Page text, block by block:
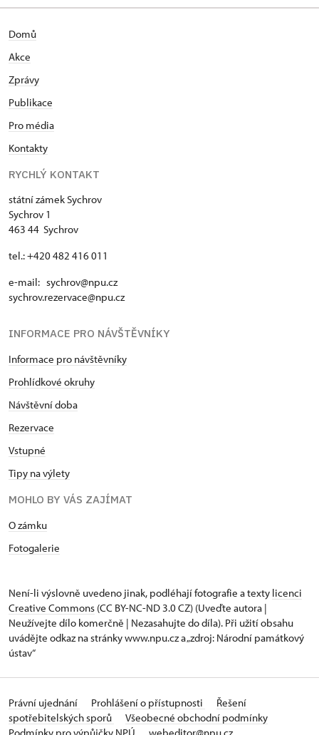
Domů
Akce
Zprávy
Publikace
Pro média
Kontakty
RYCHLÝ KONTAKT
státní zámek Sychrov
Sychrov 1
463 44 Sychrov
tel.: +420 482 416 011
e-mail: sychrov@npu.cz
sychrov.rezervace@npu.cz
INFORMACE PRO NÁVŠTĚVNÍKY
Informace pro návštěvníky
Prohlídkové okruhy
Návštěvní doba
Rezervace
Vstupné
Tipy na výlety
MOHLO BY VÁS ZAJÍMAT
O zámku
Fotogalerie
Není-li výslovně uvedeno jinak, podléhají fotografie a texty licenci
Creative Commons (CC BY-NC-ND 3.0 CZ) (Uveďte autora |
Neužívejte dílo komerčně | Nezasahujte do díla). Při užití obsahu
uvádějte odkaz na stránky www.npu.cz a „zdroj: Národní památkový
ústav“
Právní ujednání Prohlášení o přístupnosti
Řešení
spotřebitelských sporů
Všeobecné obchodní podmínky
Podmínky pro výpůjčky NPÚ
webeditor@npu.cz